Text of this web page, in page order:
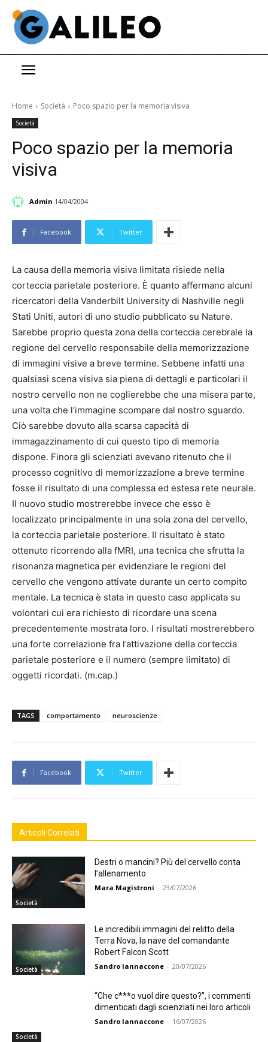
Home Società Poco spazio per la memoria visiva
Società
Poco spazio per la memoria
visiva
Admin 14/04/2004
Facebook Twitter
La causa della memoria visiva limitata risiede nella
corteccia parietale posteriore. È quanto affermano alcuni
ricercatori della Vanderbilt University di Nashville negli
Stati Uniti, autori di uno studio pubblicato su Nature.
Sarebbe proprio questa zona della corteccia cerebrale la
regione del cervello responsabile della memorizzazione
di immagini visive a breve termine. Sebbene infatti una
qualsiasi scena visiva sia piena di dettagli e particolari il
nostro cervello non ne coglierebbe che una misera parte,
una volta che l’immagine scompare dal nostro sguardo.
Ciò sarebbe dovuto alla scarsa capacità di
immagazzinamento di cui questo tipo di memoria
dispone. Finora gli scienziati avevano ritenuto che il
processo cognitivo di memorizzazione a breve termine
fosse il risultato di una complessa ed estesa rete neurale.
Il nuovo studio mostrerebbe invece che esso è
localizzato principalmente in una sola zona del cervello,
la corteccia parietale posteriore. Il risultato è stato
ottenuto ricorrendo alla fMRI, una tecnica che sfrutta la
risonanza magnetica per evidenziare le regioni del
cervello che vengono attivate durante un certo compito
mentale. La tecnica è stata in questo caso applicata su
volontari cui era richiesto di ricordare una scena
precedentemente mostrata loro. I risultati mostrerebbero
una forte correlazione fra l’attivazione della corteccia
parietale posteriore e il numero (sempre limitato) di
oggetti ricordati. (m.cap.)
TAGS comportamento neuroscienze
Facebook Twitter
Articoli Correlati
Società
Destri o mancini? Più del cervello conta
l’allenamento
Mara Magistroni - 23/07/2026
Società
Le incredibili immagini del relitto della
Terra Nova, la nave del comandante
Robert Falcon Scott
Sandro Iannaccone - 20/07/2026
Società
“Che c***o vuol dire questo?”, i commenti
dimenticati dagli scienziati nei loro articoli
Sandro Iannaccone - 16/07/2026